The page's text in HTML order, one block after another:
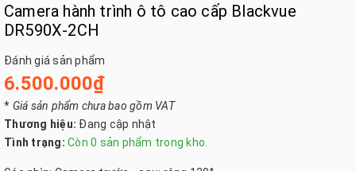
Camera hành trình ô tô cao cấp Blackvue
DR590X-2CH
Đánh giá sản phẩm
6.500.000₫
* Giá sản phẩm chưa bao gồm VAT
Thương hiệu: Đang cập nhật
Tình trạng: Còn 0 sản phẩm trong kho.